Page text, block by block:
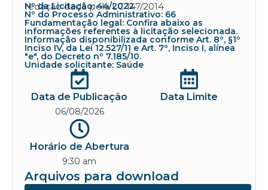
redação dada pela LC 147/2014
Nº da Licitação: 44/2022
Nº do Processo Administrativo: 66
Fundamentação legal: Confira abaixo as
informações referentes à licitação selecionada.
Informação disponibilizada conforme Art. 8º, §1º
Inciso IV, da Lei 12.527/11 e Art. 7º, Inciso I, alínea
"e", do Decreto nº 7.185/10.
Unidade solicitante: Saúde
Data de Publicação
06/08/2026
Data Limite
Horário de Abertura
9:30 am
Arquivos para download